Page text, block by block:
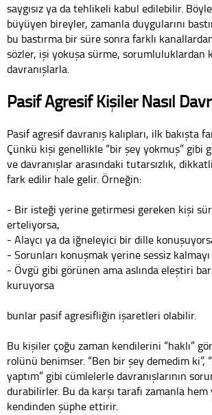
saygısız ya da tehlikeli kabul edilebilir.
büyüyen bireyler, zamanla duygularını
bu bastırma bir süre sonra farklı kanallardan
sözler, işi yokuşa sürme, sorumluluklardan
davranışlarla.
Pasif Agresif Kişiler Nasıl
Pasif agresif davranış kalıpları, ilk bakışta
Çünkü kişi genellikle “bir şey yokmuş” gibi
ve davranışlar arasındaki tutarsızlık,
fark edilir hale gelir. Örneğin:
- Bir isteği yerine getirmesi gereken kişi
erteliyorsa,
- Alaycı ya da iğneleyici bir dille
- Sorunları konuşmak yerine sessiz
- Övgü gibi görünen ama aslında eleştiri
kuruyorsa
bunlar pasif agresifliğin işaretleri olabilir.
Bu kişiler çoğu zaman kendilerini “haklı”
rolünü benimser. “Ben bir şey demedim ki”,
yaptım” gibi cümlelerle davranışlarının
durabilirler. Bu da karşı tarafı zamanla hem
kendinden şüphe ettirir.